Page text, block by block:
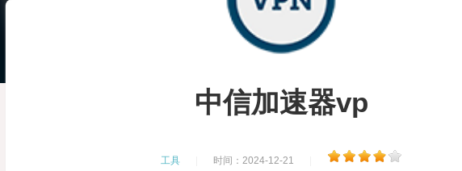
中信加速器vp
工具 时间：2024-12-21